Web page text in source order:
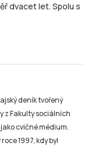
dvacet let. Spolu s
deník tvořený
z Fakulty sociálních
cvičné médium.
1997, kdy byl